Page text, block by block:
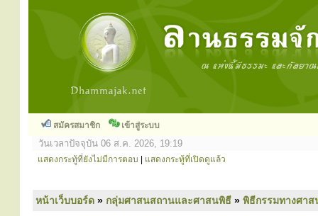
สมัครสมาชิก เข้าสู่ระบบ
วันเวลาปัจจุบัน 06 ส.ค. 2026, 19:19
แสดงกระทู้ที่ยังไม่มีการตอบ แสดงกระทู้ที่เปิดดูแล้ว
หน้าเว็บบอร์ด » กลุ่มศาสนสถานและศาสนพิธี » พิธีกรรมทางศา